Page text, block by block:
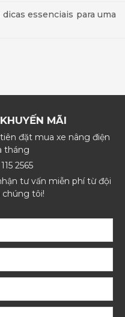
essenciais para uma
MÃI
đặt mua xe nâng điện
tháng
2565
tư vấn miễn phí từ đội
tôi!